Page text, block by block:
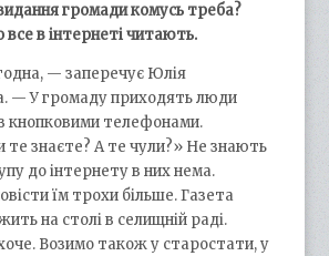
громади комусь треба?
в інтернеті читають.
— заперечує Юлія
— У громаду приходять люди
кнопковими телефонами.
те знаєте? А те чули?» Не знають
до інтернету в них нема.
їм трохи більше. Газета
на столі в селищній раді.
Возимо також у старостати, у